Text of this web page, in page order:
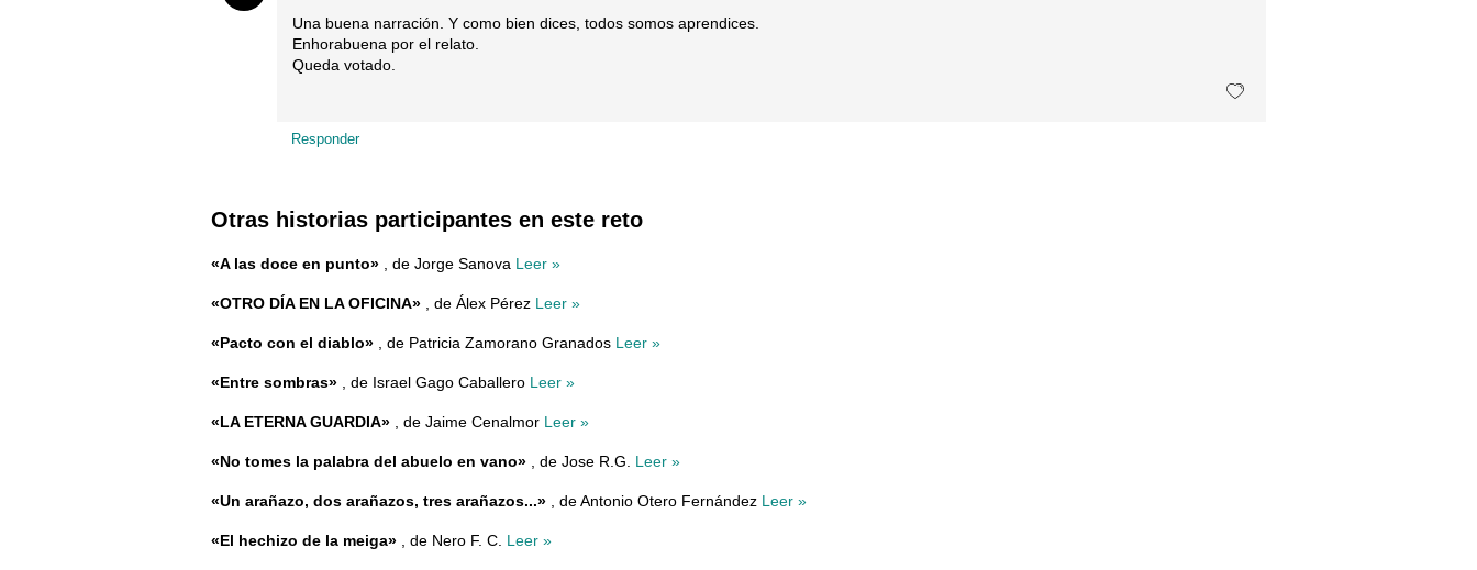
Una buena narración. Y como bien dices, todos somos aprendices.
Enhorabuena por el relato.
Queda votado.
Responder
Otras historias participantes en este reto
«A las doce en punto» , de Jorge Sanova Leer »
«OTRO DÍA EN LA OFICINA» , de Álex Pérez Leer »
«Pacto con el diablo» , de Patricia Zamorano Granados Leer »
«Entre sombras» , de Israel Gago Caballero Leer »
«LA ETERNA GUARDIA» , de Jaime Cenalmor Leer »
«No tomes la palabra del abuelo en vano» , de Jose R.G. Leer »
«Un arañazo, dos arañazos, tres arañazos...» , de Antonio Otero Fernández Leer »
«El hechizo de la meiga» , de Nero F. C. Leer »